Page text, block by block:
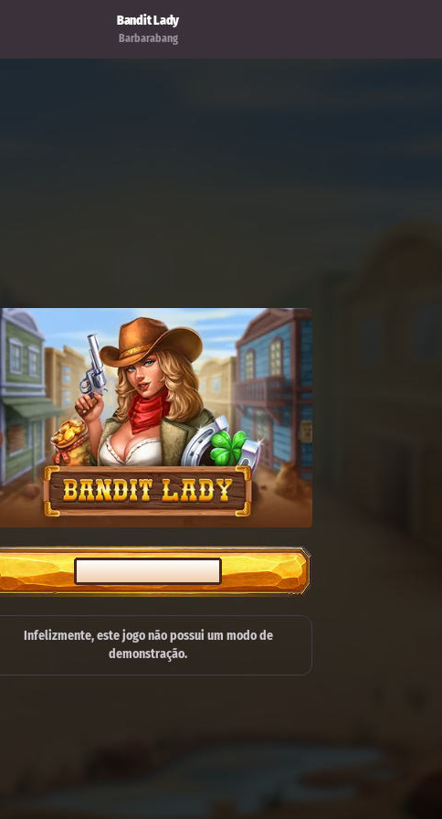
Bandit Lady
Barbarabang
JOGUE DE VERDADE
Infelizmente, este jogo não possui um modo de
demonstração.